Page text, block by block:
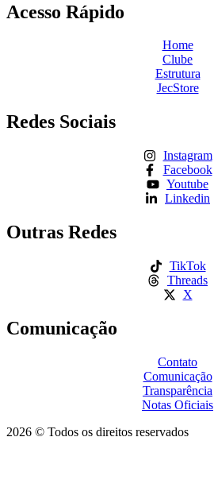
Acesso Rápido
Home
Clube
Estrutura
JecStore
Redes Sociais
Instagram
Facebook
Youtube
Linkedin
Outras Redes
TikTok
Threads
X
Comunicação
Contato
Comunicação
Transparência
Notas Oficiais
2026 © Todos os direitos reservados